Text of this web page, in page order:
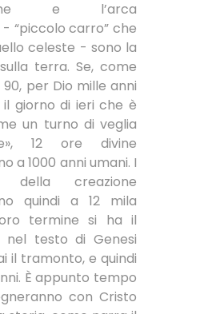
e l’arca
- “piccolo carro” che
celeste - sono la
terra. Se, come
per Dio mille anni
il giorno di ieri che è
un turno di veglia
12 ore divine
a 1000 anni umani. I
creazione
quindi a 12 mila
termine si ha il
nel testo di Genesi
il tramonto, e quindi
È appunto tempo
con Cristo